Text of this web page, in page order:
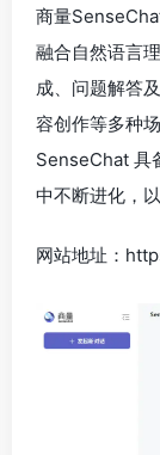
商量
融合自然语言
成、问题解答
容创作等多种
SenseChat 具
中不断进化，
网站地址：